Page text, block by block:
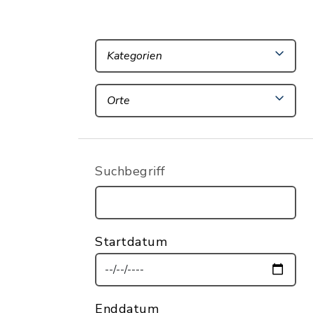
Kategorien
Orte
Suchbegriff
Startdatum
Enddatum